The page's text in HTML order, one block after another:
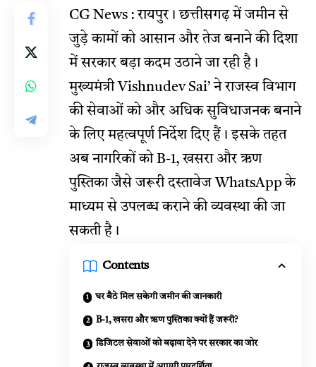
CG News : रायपुर। छत्तीसगढ़ में जमीन से
जुड़े कामों को आसान और तेज बनाने की दिशा
में सरकार बड़ा कदम उठाने जा रही है।
मुख्यमंत्री Vishnudev Sai’ ने राजस्व विभाग
की सेवाओं को और अधिक सुविधाजनक बनाने
के लिए महत्वपूर्ण निर्देश दिए हैं। इसके तहत
अब नागरिकों को B-1, खसरा और ऋण
पुस्तिका जैसे जरूरी दस्तावेज WhatsApp के
माध्यम से उपलब्ध कराने की व्यवस्था की जा
सकती है।
Contents
घर बैठे मिल सकेगी जमीन की जानकारी
B-1, खसरा और ऋण पुस्तिका क्यों हैं जरूरी?
डिजिटल सेवाओं को बढ़ावा देने पर सरकार का जोर